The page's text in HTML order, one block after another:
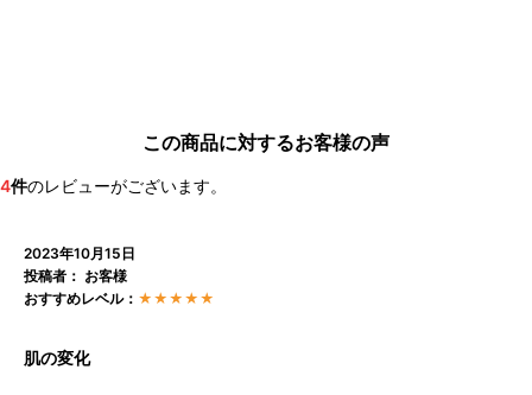
この商品に対するお客様の声
4件のレビューがございます。
2023年10月15日
投稿者： お客様
おすすめレベル： ★★★★★
肌の変化